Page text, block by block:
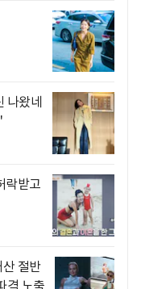
나왔네
락받고
절반
격 노출